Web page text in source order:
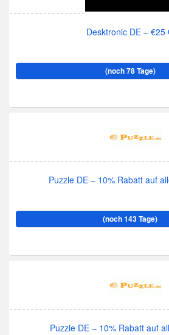
Desktronic DE – €25
(noch 78 Tage)
Puzzle DE – 10% Rabatt auf
(noch 143 Tage)
Puzzle DE – 10% Rabatt auf